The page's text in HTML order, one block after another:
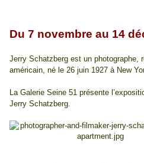
Du 7 novembre au 14
Jerry Schatzberg est un photographe,
américain, né le 26 juin 1927 à New
La Galerie Seine 51 présente
Jerry Schatzberg.